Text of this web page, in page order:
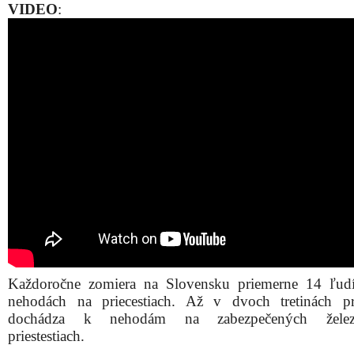
VIDEO:
Každoročne zomiera na Slovensku priemerne 14
nehodách na priecestiach. Až v dvoch tretinách
dochádza k nehodám na zabezpečených
priestestiach.